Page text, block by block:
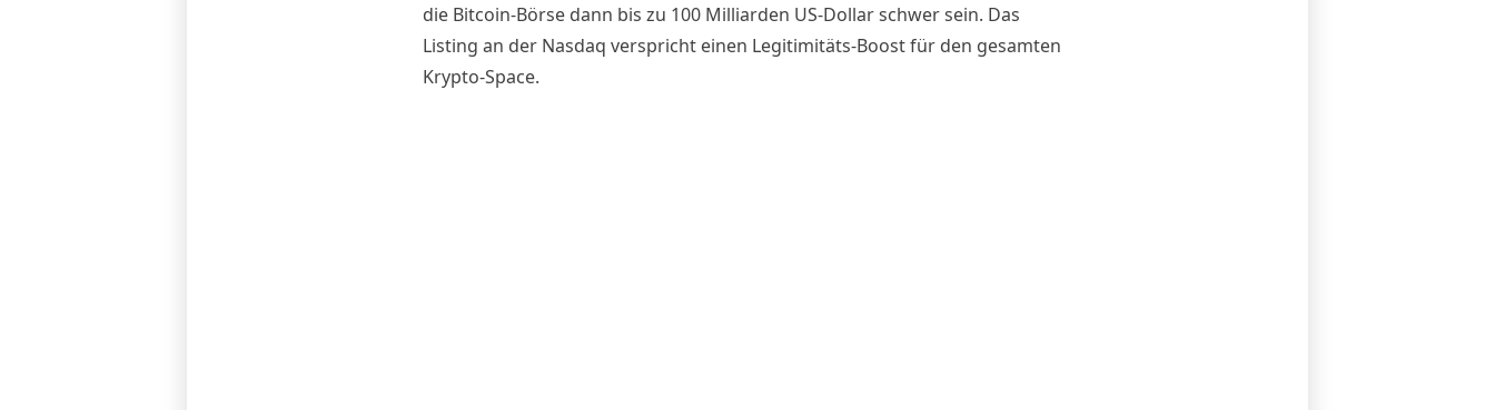
die Bitcoin-Börse dann bis zu 100 Milliarden US-Dollar schwer sein. Das
Listing an der Nasdaq verspricht einen Legitimitäts-Boost für den gesamten
Krypto-Space.